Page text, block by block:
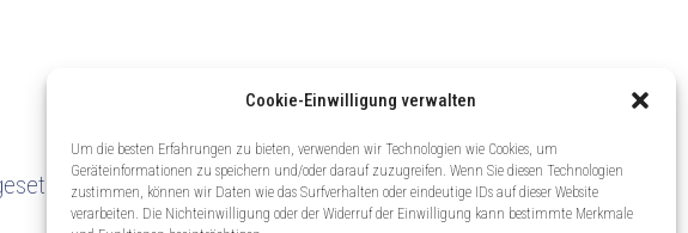
Cookie-Einwilligung verwalten
Um die besten Erfahrungen zu bieten, verwenden wir Technologien wie Cookies, um
Geräteinformationen zu speichern und/oder darauf zuzugreifen. Wenn Sie diesen Technologien
zustimmen, können wir Daten wie das Surfverhalten oder eindeutige IDs auf dieser Website
verarbeiten. Die Nichteinwilligung oder der Widerruf der Einwilligung kann bestimmte Merkmale
DV-